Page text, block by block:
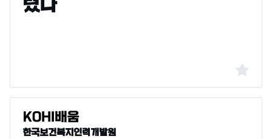
한국보건복지인력개발원